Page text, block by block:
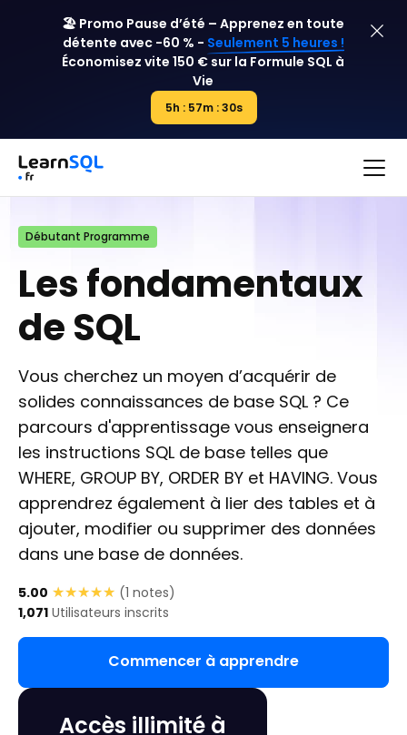
🏖️ Promo Pause d’été – Apprenez en toute
détente avec -60 % - Seulement 5 heures !
Économisez vite 150 € sur la Formule SQL à
Vie
5h : 57m : 29s
5h : 00m : 00s
Débutant Programme
Les fondamentaux
de SQL
Vous cherchez un moyen d’acquérir de
solides connaissances de base SQL ? Ce
parcours d'apprentissage vous enseignera
les instructions SQL de base telles que
WHERE, GROUP BY, ORDER BY et HAVING. Vous
apprendrez également à lier des tables et à
ajouter, modifier ou supprimer des données
dans une base de données.
5.00 ★★★★★
★★★★★ (1 notes)
1,071 Utilisateurs inscrits
Commencer à apprendre
Accès illimité à